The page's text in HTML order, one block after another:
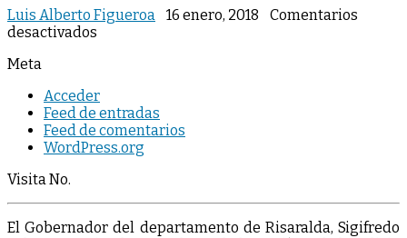
Luis Alberto Figueroa 16 enero, 2018
Comentarios
desactivados
5
camionetas
y
62
la
Policìa
Meta
Acceder
Feed de entradas
Feed de comentarios
WordPress.org
Visita No.
El Gobernador del departamento de Risaralda, Sigifredo